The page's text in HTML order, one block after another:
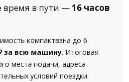
время в пути —16 часов
компактвэна до 6
за всю машину. Итоговая
места подачи, адреса
условий поездки.